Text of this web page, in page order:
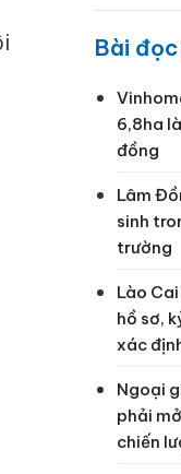
Bài đọc
6,8ha
đồng
Lâm
sinh
trường
Lào
hồ sơ,
xác
Ngoại
phải
chiến